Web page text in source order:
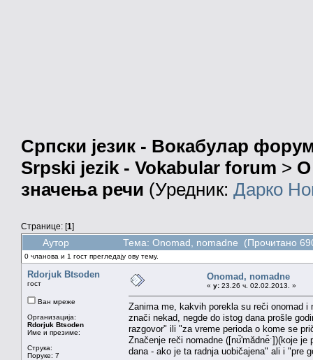
Српски језик - Вокабулар
Srpski jezik - Vokabular forum > О
значења речи (Уредник: Дарко
Странице: [1]
Аутор Тема: Onomad, nomadne (Прочитано
0 чланова и 1 гост прегледају ову тему.
Rdorjuk Btsoden
гост
Ван мреже
Организација:
Rdorjuk Btsoden
Име и презиме:
Струка:
Поруке: 7
Onomad, nomadne
« у: 23.26 ч. 02.02.2013. »
Zanima me, kakvih porekla su reči onomad
znači nekad, negde do istog dana prošle
razgovor" ili "za vreme perioda o kome se
Značenje reči nomadne ([nʊ̆'mǎdne᷇ˑ])(koje
dana - ako je ta radnja uobičajena" ali i "pre